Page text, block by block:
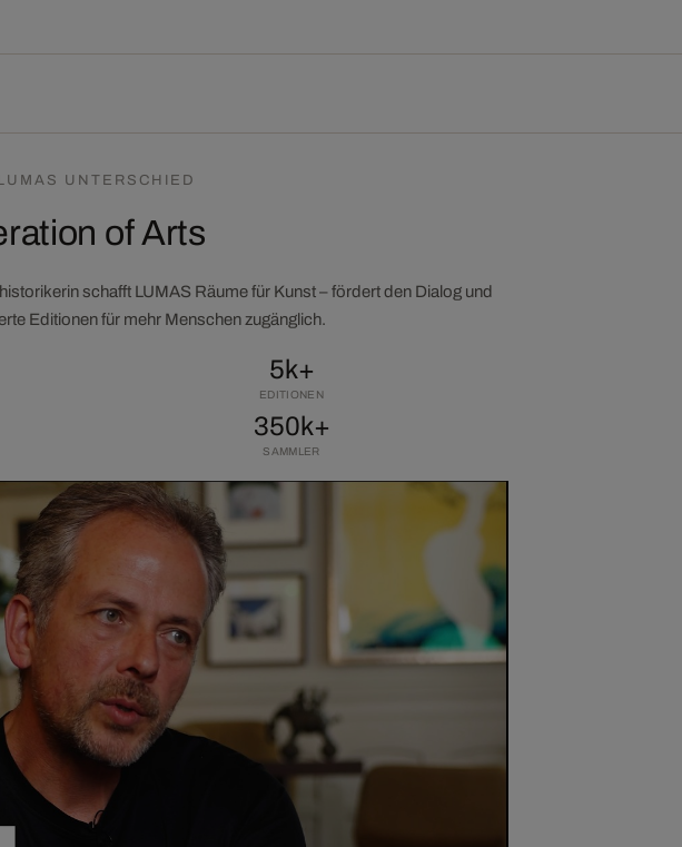
UNTERSCHIED
of Arts
schafft LUMAS Räume für Kunst – fördert den Dialog und
Editionen für mehr Menschen zugänglich.
5k+
EDITIONEN
350k+
SAMMLER